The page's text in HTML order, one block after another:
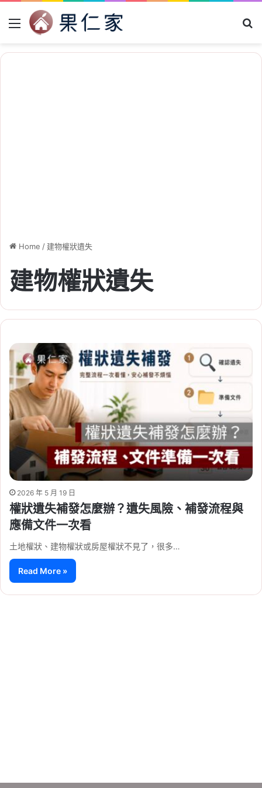
Menu
Home / 建物權狀遺失
建物權狀遺失
2026 年 5 月 19 日
權狀遺失補發怎麼辦？遺失風險、補發流程與
應備文件一次看
土地權狀、建物權狀或房屋權狀不見了，很多…
Read More »